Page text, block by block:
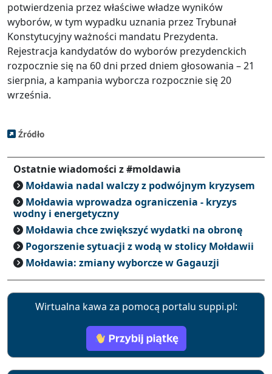
potwierdzenia przez właściwe władze wyników
wyborów, w tym wypadku uznania przez Trybunał
Konstytucyjny ważności mandatu Prezydenta.
Rejestracja kandydatów do wyborów prezydenckich
rozpocznie się na 60 dni przed dniem głosowania – 21
sierpnia, a kampania wyborcza rozpocznie się 20
września.
Źródło
Ostatnie wiadomości z #moldawia
Mołdawia nadal walczy z podwójnym kryzysem
Mołdawia wprowadza ograniczenia - kryzys
wodny i energetyczny
Mołdawia chce zwiększyć wydatki na obronę
Pogorszenie sytuacji z wodą w stolicy Mołdawii
Mołdawia: zmiany wyborcze w Gagauzji
Wirtualna kawa za pomocą portalu suppi.pl: